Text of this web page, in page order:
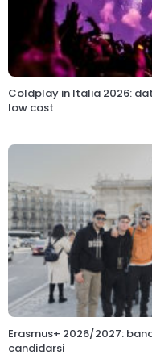
Coldplay in Italia 2026:
low cost
Erasmus+ 2026/2027:
candidarsi